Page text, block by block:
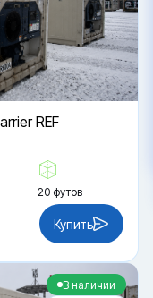
REF
20 футов
Купить
В наличии